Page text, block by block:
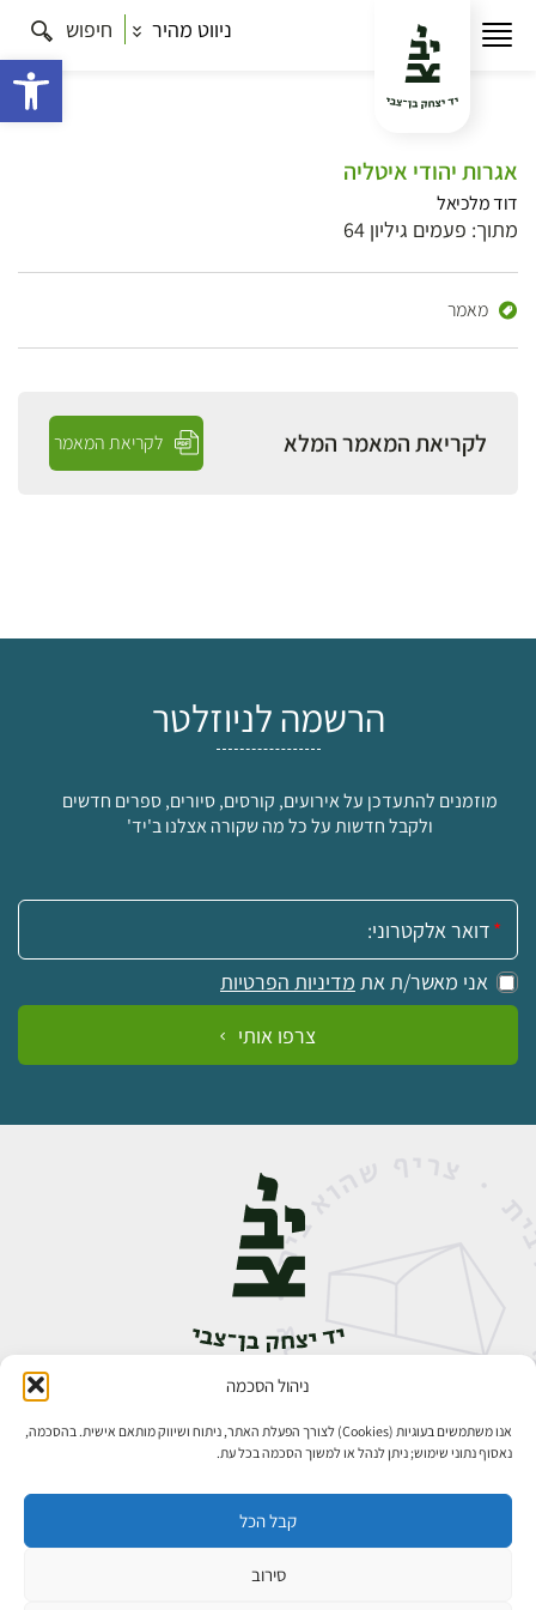
ניהול הסכמה
אנו משתמשים בעוגיות (Cookies) לצורך הפעלת האתר, ניתוח ושיווק מותאם אישית. בהסכמה,
נאסוף נתוני שימוש; ניתן לנהל או למשוך הסכמה בכל עת.
קבל הכל
סירוב
ניווט מהיר חיפוש
אגרות יהודי איטליה
דוד מלכיאל
מתוך: פעמים גיליון 64
מאמר
לקריאת המאמר המלא לקריאת המאמר
הרשמה לניוזלטר
מוזמנים להתעדכן על אירועים, קורסים, סיורים, ספרים חדשים
ולקבל חדשות על כל מה שקורה אצלנו ב'יד'
אימייל:
אני מאשר/ת את מדיניות הפרטיות
צרפו אותי
אבן גבירול 14, רחביה, ירושלים